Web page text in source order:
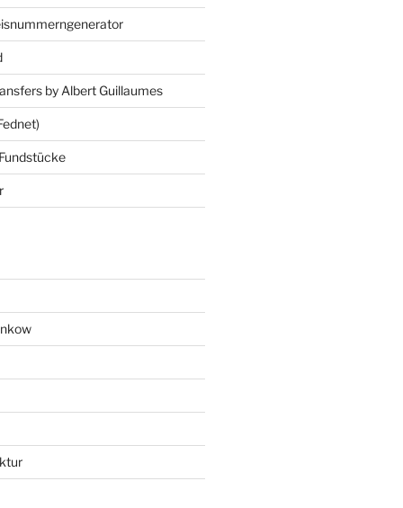
by Albert Guillaumes